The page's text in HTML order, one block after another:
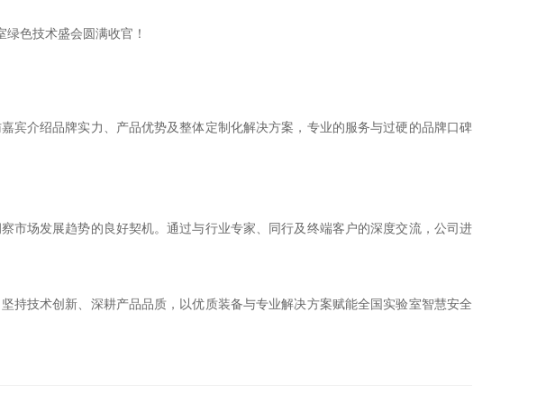
介绍品牌实力、产品优势及整体定制化解决方案，专业的服务与过硬的品牌口碑
场发展趋势的良好契机。通过与行业专家、同行及终端客户的深度交流，公司进
技术创新、深耕产品品质，以优质装备与专业解决方案赋能全国实验室智慧安全